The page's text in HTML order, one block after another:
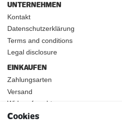
UNTERNEHMEN
Kontakt
Datenschutzerklärung
Terms and conditions
Legal disclosure
EINKAUFEN
Zahlungsarten
Versand
Widerrufsrecht
INFOS
Cookies